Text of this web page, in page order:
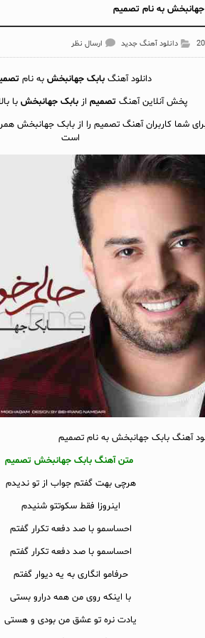
به نام تصمیم
دانلود آهنگ جدید ارسال نظر
دانلود آهنگبابک جهانبخش به نام
پخش آنلاين آهنگ تصمیم از بابک جهانبخش با
شما کاربران آهنگ تصمیم را از بابک جهانبخش
است
آهنگ بابک جهانبخش به نام تصمیم
متن آهنگ بابک جهانبخش تصمیم
هرچی بهت گفتم جواب از تو ندیدم
اینروزا فقط سکوتتو شنیدم
احساسمو با صد دفعه تکرار گفتم
احساسمو با صد دفعه تکرار گفتم
حرفامو انگاری به یه دیوار گفتم
با اینکه روی من همه درارو بستی
یادت نره تو عشق من بودی و هستی